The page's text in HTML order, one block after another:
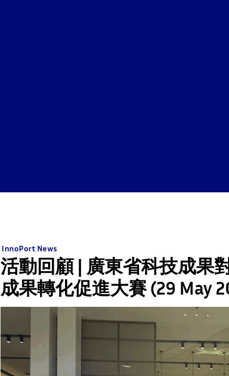
InnoPort News
活動回顧 | 廣東省科技成果
成果轉化促進大賽 (29 May